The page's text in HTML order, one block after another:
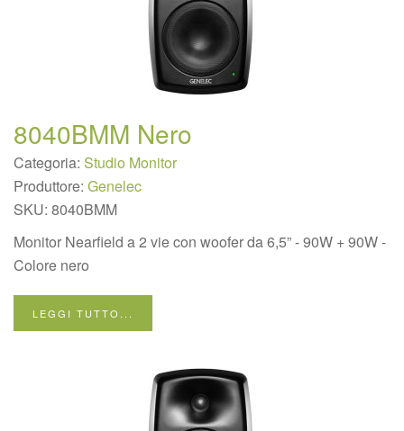
8040BMM Nero
Categoria: Studio Monitor
Produttore: Genelec
SKU: 8040BMM
Monitor Nearfield a 2 vie con woofer da 6,5” - 90W + 90W -
Colore nero
LEGGI TUTTO...